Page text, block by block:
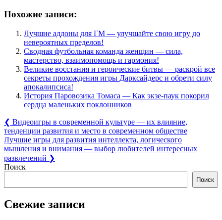
Похожие записи:
Лучшие аддоны для ГМ — улучшайте свою игру до
невероятных пределов!
Сводная футбольная команда женщин — сила,
мастерство, взаимопомощь и гармония!
Великие восстания и героические битвы — раскрой все
секреты прохождения игры Дарксайдерс и обрети силу
апокалипсиса!
История Паровозика Томаса — Как экзе-паук покорил
сердца маленьких поклонников
Навигация
по
записям
❮ Previous
Post:
Видеоигры в современной культуре — их влияние,
тенденции развития и место в современном обществе
Next
Post:
Лучшие игры для развития интеллекта, логического
мышления и внимания — выбор любителей интересных
развлечений ❯
Поиск
Поиск
Свежие записи